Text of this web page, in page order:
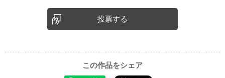
投票する
この作品をシェア